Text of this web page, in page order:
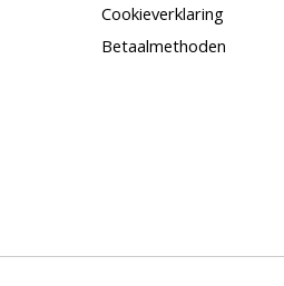
Cookieverklaring
Betaalmethoden